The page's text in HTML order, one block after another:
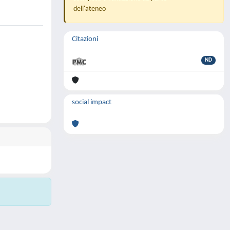
dell'ateneo
Citazioni
ND
social impact